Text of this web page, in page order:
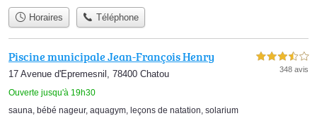
Horaires Téléphone
Piscine municipale Jean-François Henry
17 Avenue d'Epremesnil, 78400 Chatou
Ouverte jusqu'à 19h30
3,5 étoiles sur 5
348 avis
sauna bébé nageur, aquagym leçons de natation solarium